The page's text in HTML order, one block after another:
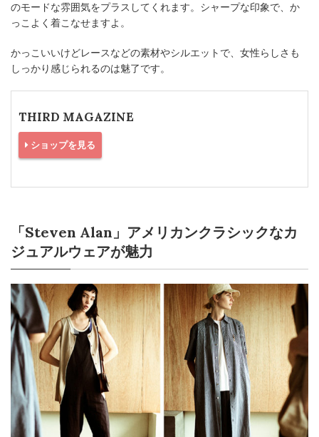
のモードな雰囲気をプラスしてくれます。シャープな印象で、か
っこよく着こなせますよ。
かっこいいけどレースなどの素材やシルエットで、女性らしさも
しっかり感じられるのは魅了です。
THIRD MAGAZINE
ショップを見る
「Steven Alan」アメリカンクラシックなカ
ジュアルウェアが魅力